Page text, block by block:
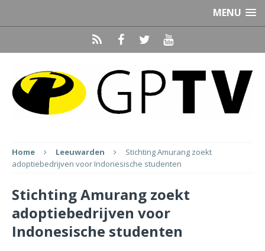
MENU
Home Leeuwarden
Stichting Amurang zoekt
adoptiebedrijven voor Indonesische studenten
Stichting Amurang zoekt
adoptiebedrijven voor
Indonesische studenten